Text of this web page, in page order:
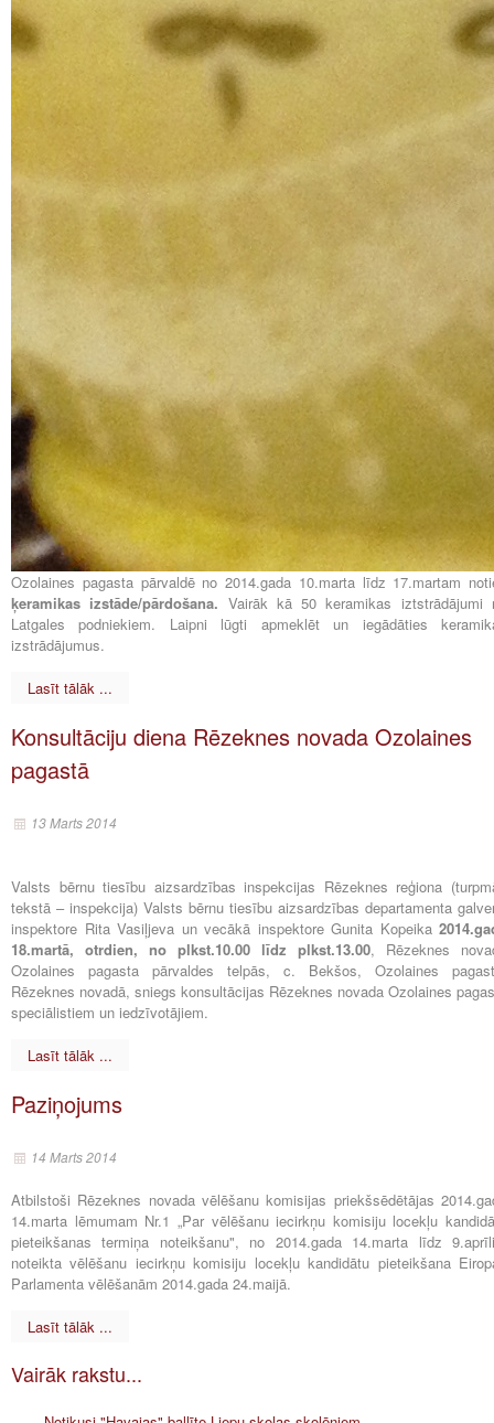
Ozolaines pagasta pārvaldē no 2014.gada 10.marta līdz 17.martam
ķeramikas izstāde/pārdošana. Vairāk kā 50 keramikas iztstrādājumi
Latgales podniekiem. Laipni lūgti apmeklēt un iegādāties
izstrādājumus.
Lasīt tālāk ...
Konsultāciju diena Rēzeknes novada Ozolaines
pagastā
13 Marts 2014
Valsts bērnu tiesību aizsardzības inspekcijas Rēzeknes reģiona
tekstā – inspekcija) Valsts bērnu tiesību aizsardzības departamenta
inspektore Rita Vasiļjeva un vecākā inspektore Gunita Kopeika
18.martā, otrdien, no plkst.10.00 līdz plkst.13.00, Rēzeknes
Ozolaines pagasta pārvaldes telpās, c. Bekšos, Ozolaines
Rēzeknes novadā, sniegs konsultācijas Rēzeknes novada Ozolaines
speciālistiem un iedzīvotājiem.
Lasīt tālāk ...
Paziņojums
14 Marts 2014
Atbilstoši Rēzeknes novada vēlēšanu komisijas priekšsēdētājas
14.marta lēmumam Nr.1 „Par vēlēšanu iecirkņu komisiju locekļu
pieteikšanas termiņa noteikšanu", no 2014.gada 14.marta līdz
noteikta vēlēšanu iecirkņu komisiju locekļu kandidātu pieteikšana
Parlamenta vēlēšanām 2014.gada 24.maijā.
Lasīt tālāk ...
Vairāk rakstu...